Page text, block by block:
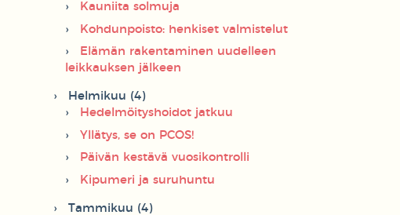
Kauniita solmuja
Kohdunpoisto: henkiset valmistelut
Elämän rakentaminen uudelleen
leikkauksen jälkeen
Helmikuu (4)
Hedelmöityshoidot jatkuu
Yllätys, se on PCOS!
Päivän kestävä vuosikontrolli
Kipumeri ja suruhuntu
Tammikuu (4)